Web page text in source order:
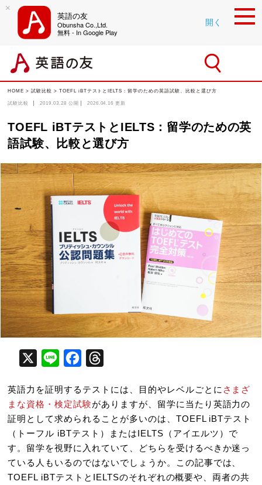
×
英語の友
Obunsha Co.,Ltd.
無料 - In Google Play
開く
HOME >試験比較 > TOEFL iBTテストとIELTS：留学のための英語試験、比較と選び方
試験比較 2019.03.28 公開 2026.04.16 更新
TOEFL iBTテストとIELTS：留学のための英
語試験、比較と選び方
X Line Facebook
英語力を証明するテストには、目的やレベルごとに さまざ
まな資格・検定試験がありますが、留学に当たり英語力の
証明として求められることが多いのは、TOEFL iBTテスト
（トーフル iBTテスト）またはIELTS（アイエルツ）で
す。留学を視野に入れていて、どちらを受けるべきか迷っ
ている人もいるのではないでしょうか。この記事では、
TOEFL iBTテストとIELTSのそれぞれの概要や、両者の共